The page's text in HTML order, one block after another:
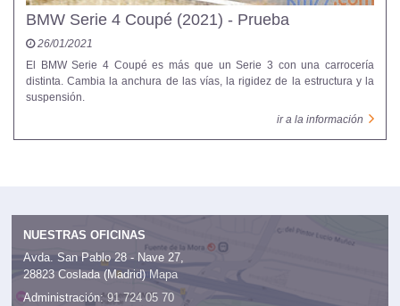
BMW Serie 4 Coupé (2021) - Prueba
26/01/2021
El BMW Serie 4 Coupé es más que un Serie 3 con una carrocería
distinta. Cambia la anchura de las vías, la rigidez de la estructura y la
suspensión.
ir a la información
NUESTRAS OFICINAS
Avda. San Pablo 28 - Nave 27,
28823 Coslada (Madrid) Mapa
Administración: 91 724 05 70